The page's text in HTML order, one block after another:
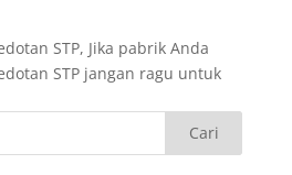
STP, Jika pabrik Anda
STP jangan ragu untuk